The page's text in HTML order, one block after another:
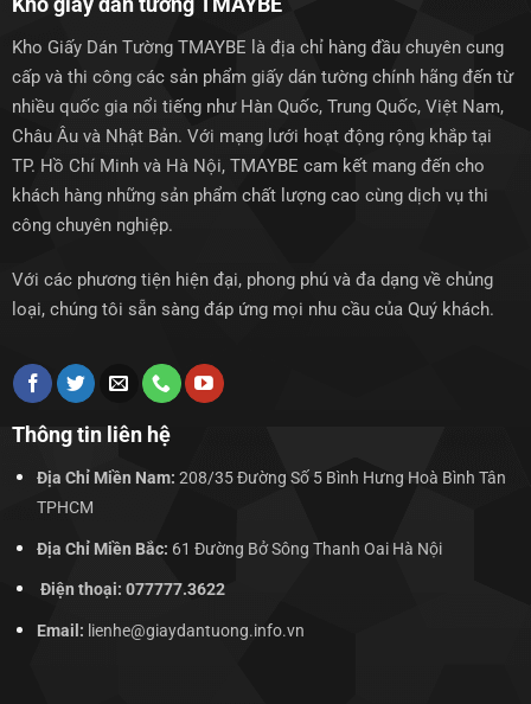
Kho Giấy Dán Tường TMAYBE là địa chỉ hàng đầu chuyên cung
cấp và thi công các sản phẩm giấy dán tường chính hãng đến từ
nhiều quốc gia nổi tiếng như Hàn Quốc, Trung Quốc, Việt Nam,
Châu Âu và Nhật Bản. Với mạng lưới hoạt động rộng khắp tại
TP. Hồ Chí Minh và Hà Nội, TMAYBE cam kết mang đến cho
khách hàng những sản phẩm chất lượng cao cùng dịch vụ thi
công chuyên nghiệp.
Với các phương tiện hiện đại, phong phú và đa dạng về chủng
loại, chúng tôi sẵn sàng đáp ứng mọi nhu cầu của Quý khách.
Thông tin liên hệ
Địa Chỉ Miền Nam: 208/35 Đường Số 5 Bình Hưng Hoà Bình Tân
TPHCM
Địa Chỉ Miền Bắc: 61 Đường Bở Sông Thanh Oai Hà Nội
Điện thoại: 077777.3622
Email: lienhe@giaydantuong.info.vn